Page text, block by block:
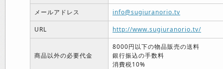
メールアドレス info@sugiuranorio.tv
URL http://www.sugiuranorio.tv/
商品以外の必要代金
8000円以下の物品販売の送料
銀行振込の手数料
消費税10%